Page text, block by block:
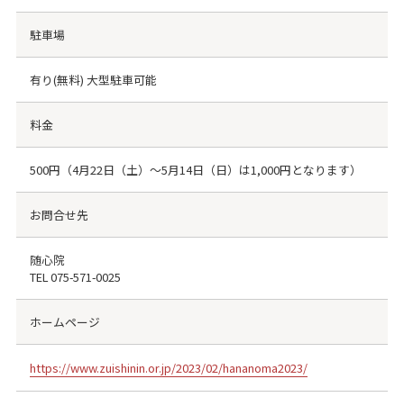
駐車場
有り(無料) 大型駐車可能
料金
500円（4月22日（土）～5月14日（日）は1,000円となります）
お問合せ先
随心院
TEL075-571-0025
ホームページ
https://www.zuishinin.or.jp/2023/02/hananoma2023/